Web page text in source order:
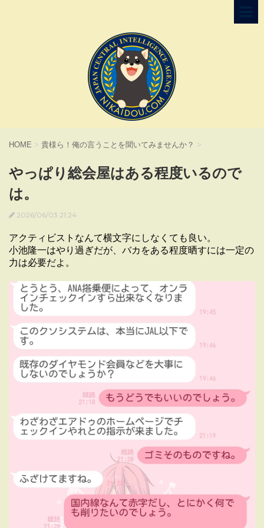
HOME > 貴様ら！俺の言うことを聞いてみませんか？ >
やっぱり総会屋はある程度いるので
は。
2026/06/03 21:24
アクティビストなんて横文字にしなくても良い。
小池隆一はやり過ぎだが、バカをある程度晒すには一定の
力は必要だよ。